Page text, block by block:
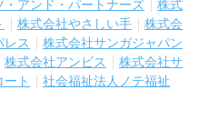
アンド・パートナーズ
株式
株式会社やさしい手
株式会
レス
株式会社サンガジャパン
株式会社アンビス
株式会社サ
ト
社会福祉法人ノテ福祉